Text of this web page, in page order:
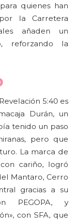
quienes han
la Carretera
añaden un
reforzando la
5:40 es
Durán, un
tenido un paso
pero que
La marca de
cariño, logró
Mantaro, Cerro
gracias a su
PEGOPA, y
con SFA, que